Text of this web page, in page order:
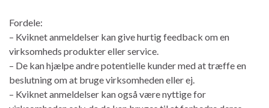
Fordele:
– Kviknet anmeldelser kan give hurtig feedback om en
virksomheds produkter eller service.
– De kan hjælpe andre potentielle kunder med at træffe en
beslutning om at bruge virksomheden eller ej.
– Kviknet anmeldelser kan også være nyttige for